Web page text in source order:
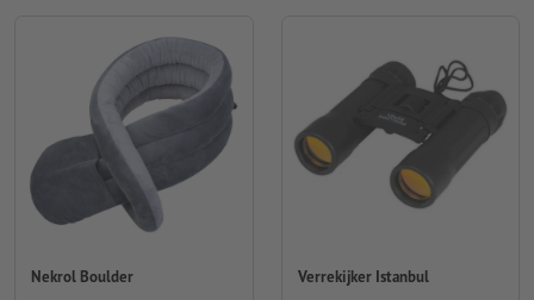
Nekrol Boulder Verrekijker Istanbul